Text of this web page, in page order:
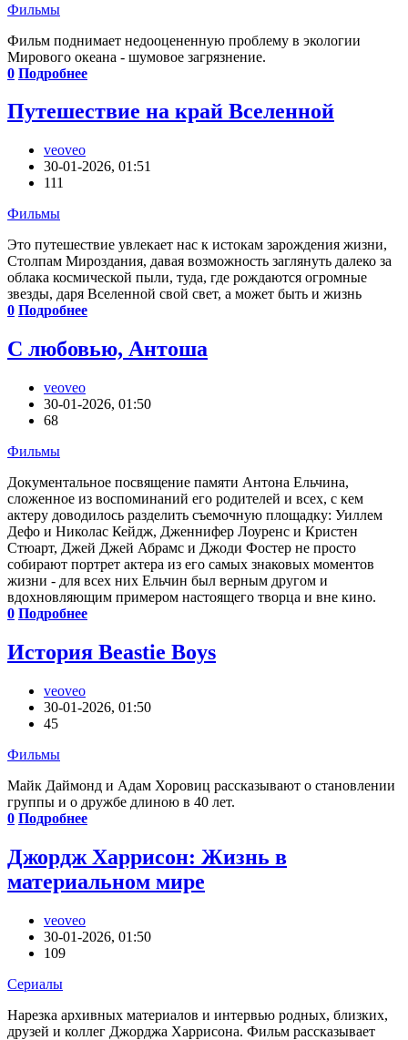
Фильмы
Фильм поднимает недооцененную проблему в экологии
Мирового океана - шумовое загрязнение.
0 Подробнее
Путешествие на край Вселенной
veoveo
30-01-2026, 01:51
111
Фильмы
Это путешествие увлекает нас к истокам зарождения жизни,
Столпам Мироздания, давая возможность заглянуть далеко за
облака космической пыли, туда, где рождаются огромные
звезды, даря Вселенной свой свет, а может быть и жизнь
0 Подробнее
С любовью, Антоша
veoveo
30-01-2026, 01:50
68
Фильмы
Документальное посвящение памяти Антона Ельчина,
сложенное из воспоминаний его родителей и всех, с кем
актеру доводилось разделить съемочную площадку: Уиллем
Дефо и Николас Кейдж, Дженнифер Лоуренс и Кристен
Стюарт, Джей Джей Абрамс и Джоди Фостер не просто
собирают портрет актера из его самых знаковых моментов
жизни - для всех них Ельчин был верным другом и
вдохновляющим примером настоящего творца и вне кино.
0 Подробнее
История Beastie Boys
veoveo
30-01-2026, 01:50
45
Фильмы
Майк Даймонд и Адам Хоровиц рассказывают о становлении
группы и о дружбе длиною в 40 лет.
0 Подробнее
Джордж Харрисон: Жизнь в
материальном мире
veoveo
30-01-2026, 01:50
109
Сериалы
Нарезка архивных материалов и интервью родных, близких,
друзей и коллег Джорджа Харрисона. Фильм рассказывает